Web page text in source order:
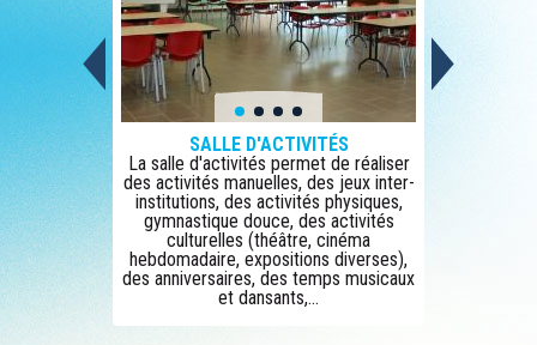
SALLE D'ACTIVITÉS
La salle d'activités permet de réaliser
des activités manuelles, des jeux inter-
institutions, des activités physiques,
gymnastique douce, des activités
culturelles (théâtre, cinéma
hebdomadaire, expositions diverses),
des anniversaires, des temps musicaux
et dansants,...